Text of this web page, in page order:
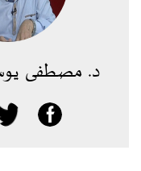
د. مصطفى